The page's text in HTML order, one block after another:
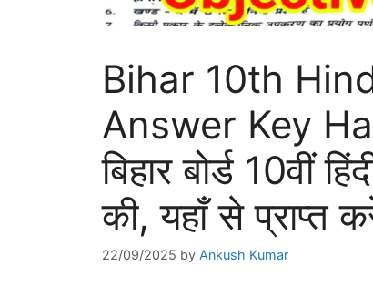
Bihar 10th
Answer Key
बिहार बोर्ड 10वीं
की, यहाँ से प्राप्त
22/09/2025 by Ankush Kumar